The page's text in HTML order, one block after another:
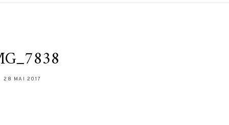
28 MAI 2017